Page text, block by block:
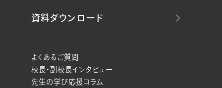
資料ダウンロード
よくあるご質問
校長・副校長インタビュー
先生の学び応援コラム